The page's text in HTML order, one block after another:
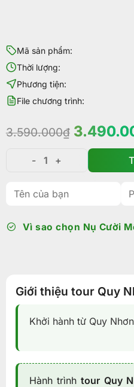
Mã sản phẩm:
Thời lượng:
Phương tiện:
File chương trình:
3.590.000₫
Giá
3.590.000₫.
Giá
là:
3.490.000₫.
Tour Quy Nhơn
Vì sao chọn Nụ Cười
Giới thiệu tour Quy
Khởi hành từ Quy Nhơn
Hành trìnhtour Quy